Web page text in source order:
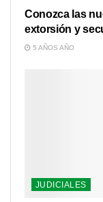
Conozca las
extorsión y
5 AÑOS AÑO
JUDICIALES